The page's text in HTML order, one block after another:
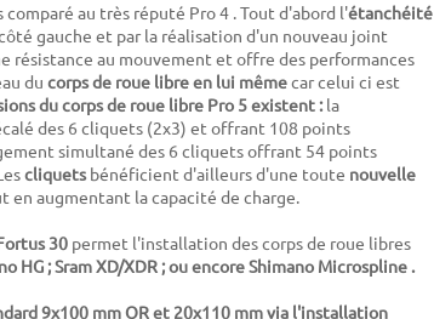
au très réputé Pro 4 . Tout d'abord l'étanchéité
gauche et par la réalisation d'un nouveau joint
résistance au mouvement et offre des performances
du corps de roue libre en lui mêmecar celui ci est
du corps de roue libre Pro 5 existent : la
des 6 cliquets (2x3) et offrant 108 points
simultané des 6 cliquets offrant 54 points
cliquetsbénéficient d'ailleurs d'une toute nouvelle
augmentant la capacité de charge.
30 permet l'installation des corps de roue libres
HG ; Sram XD/XDR ; ou encore Shimano Microspline .
9x100 mm QR et 20x110 mm via l'installation